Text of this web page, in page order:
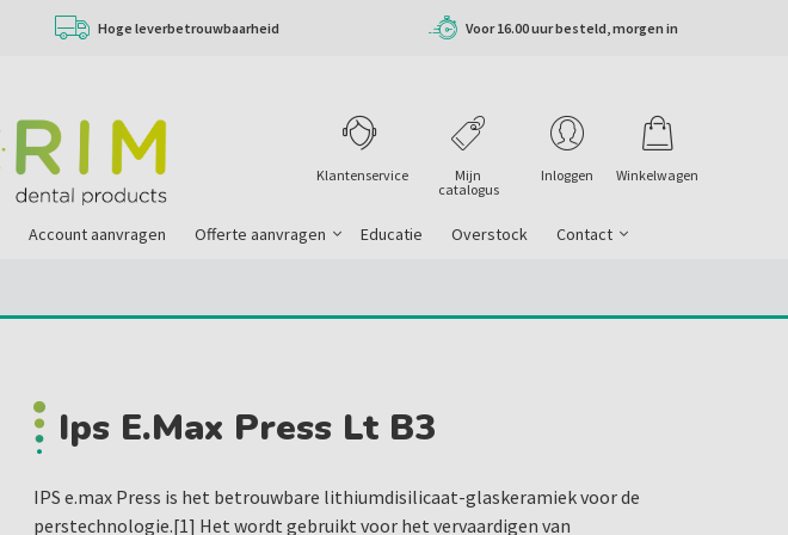
Hoge leverbetrouwbaarheid Voor 16.00 uur besteld, morgen in
Winkelwagen
Inloggen
Mijn
catalogus
Klantenservice
Account aanvragen Offerte aanvragen Educatie Overstock Contact
Ips E.max Press Lt B3
IPS e.max Press is het betrouwbare lithiumdisilicaat-glaskeramiek voor de
perstechnologie.[1] Het wordt gebruikt voor het vervaardigen van